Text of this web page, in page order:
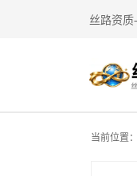
丝路资质
当前位置：